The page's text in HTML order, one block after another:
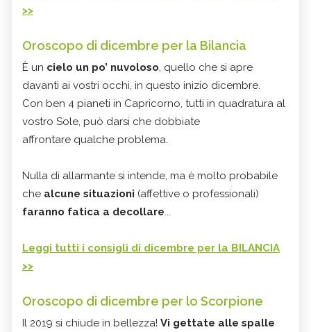
>>
Oroscopo di dicembre per la Bilancia
È un cielo un po’ nuvoloso, quello che si apre
davanti ai vostri occhi, in questo inizio dicembre.
Con ben 4 pianeti in Capricorno, tutti in quadratura al
vostro Sole, può darsi che dobbiate
affrontare qualche problema.
Nulla di allarmante si intende, ma è molto probabile
che alcune situazioni (affettive o professionali)
faranno fatica a decollare...
Leggi tutti i consigli di dicembre per la BILANCIA
>>
Oroscopo di dicembre per lo Scorpione
Il 2019 si chiude in bellezza! Vi gettate alle spalle